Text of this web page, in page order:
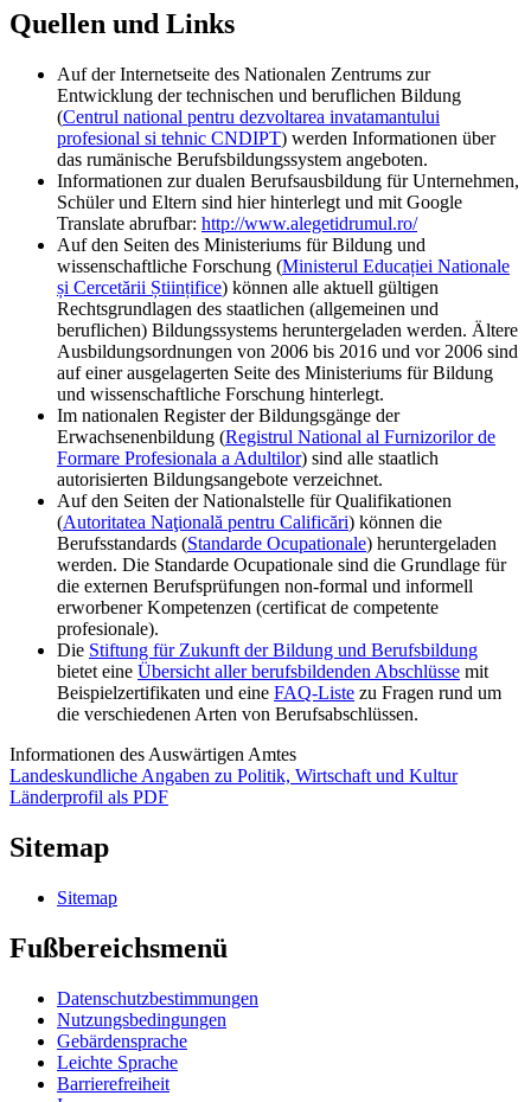
Quellen und Links
Auf der Internetseite des Nationalen Zentrums zur
Entwicklung der technischen und beruflichen Bildung
(Centrul national pentru dezvoltarea invatamantului
profesional si tehnic CNDIPT) werden Informationen über
das rumänische Berufsbildungssystem angeboten.
Informationen zur dualen Berufsausbildung für Unternehmen,
Schüler und Eltern sind hier hinterlegt und mit Google
Translate abrufbar: http://www.alegetidrumul.ro/
Auf den Seiten des Ministeriums für Bildung und
wissenschaftliche Forschung (Ministerul Educației Nationale
și Cercetării Științifice) können alle aktuell gültigen
Rechtsgrundlagen des staatlichen (allgemeinen und
beruflichen) Bildungssystems heruntergeladen werden. Ältere
Ausbildungsordnungen von 2006 bis 2016 und vor 2006 sind
auf einer ausgelagerten Seite des Ministeriums für Bildung
und wissenschaftliche Forschung hinterlegt.
Im nationalen Register der Bildungsgänge der
Erwachsenenbildung (Registrul National al Furnizorilor de
Formare Profesionala a Adultilor) sind alle staatlich
autorisierten Bildungsangebote verzeichnet.
Auf den Seiten der Nationalstelle für Qualifikationen
(Autoritatea Naţională pentru Calificări) können die
Berufsstandards (Standarde Ocupationale) heruntergeladen
werden. Die Standarde Ocupationale sind die Grundlage für
die externen Berufsprüfungen non-formal und informell
erworbener Kompetenzen (certificat de competente
profesionale).
Die Stiftung für Zukunft der Bildung und Berufsbildung
bietet eine Übersicht aller berufsbildenden Abschlüsse mit
Beispielzertifikaten und eine FAQ-Liste zu Fragen rund um
die verschiedenen Arten von Berufsabschlüssen.
Informationen des Auswärtigen Amtes
Landeskundliche Angaben zu Politik, Wirtschaft und Kultur
Länderprofil als PDF
Sitemap
Sitemap
Fußbereichsmenü
Datenschutzbestimmungen
Nutzungsbedingungen
Gebärdensprache
Leichte Sprache
Barrierefreiheit